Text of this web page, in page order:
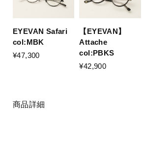
EYEVAN Safari
col:MBK
¥47,300
【EYEVAN】
Attache
col:PBKS
¥42,900
商品詳細